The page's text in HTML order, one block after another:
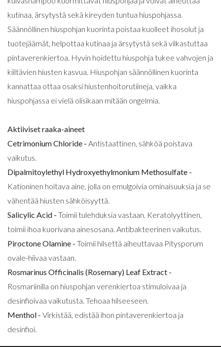
kutinaa, ärsytystä sekä kireyden tuntua hiuspohjassa.
Säännöllinen hiuspohjan kuorinta poistaa kuolleet ihosolut ja
tuotejäämät, helpottaa kutinaa ja ärsytystä sekä vilkastuttaa
pintaverenkiertoa. Hyvin hoidettu hiuspohja tukee vahvojen ja
kiiltävien hiusten kasvua. Hiuspohjan säännöllinen kuorinta
kannattaa ottaa osaksi hiustenhoitorutiineja, vaikka
hiuspohjassa ei vielä olisikaan mitään ongelmia.
Aktiiviset raaka-aineet
Cetrimonium Chloride - Antistaattinen, sähköä poistava
vaikutus.
Dipalmitoylethyl Hydroxyethylmonium Methosulfate -
Kationinen hoitava aine, jolla on emulgoivia ominaisuuksia ja se
vähentää hiusten sähköisyyttä.
Salicylic Acid - Toimii tulehduksia vastaan. Keratolyyttinen,
toimii ihoa kuorivana ainesosana. Antibakteerinen vaikutus.
Piroctone Olamine - Toimii hilsettä aiheuttavaa Pitysporum
ovale-hiivaa vastaan.
Rosmarinus Officinalis (Rosemary) Leaf Extract -
Rosmariinilla on hiuspohjan verenkiertoa stimuloivaa ja
desinfioivaa vaikutusta. Tehoaa hilseeseen.
Menthol - Virkistää, edistää ihon pintaverenkiertoa ja
desinfioi.